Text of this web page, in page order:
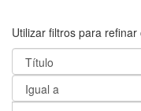
Utilizar filtros para